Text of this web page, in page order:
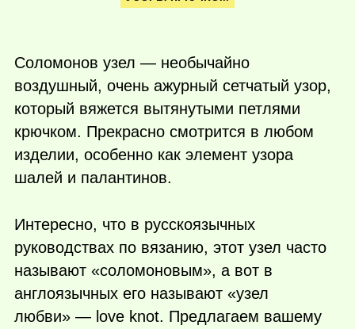
Соломонов узел — необычайно
воздушный, очень ажурный сетчатый узор,
который вяжется вытянутыми петлями
крючком. Прекрасно смотрится в любом
изделии, особенно как элемент узора
шалей и палантинов.
Интересно, что в русскоязычных
руководствах по вязанию, этот узел часто
называют «соломоновым», а вот в
англоязычных его называют «узел
любви» — love knot. Предлагаем вашему